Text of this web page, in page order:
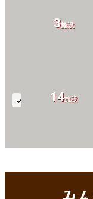
8施設
14施設
3施設